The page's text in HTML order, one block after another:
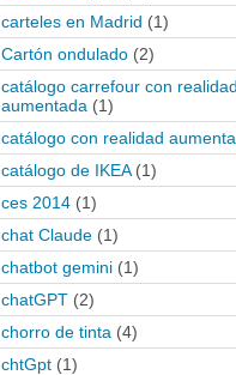
carteles en Madrid (1)
Cartón ondulado (2)
catálogo carrefour con realidad
aumentada (1)
catálogo con realidad
catálogo de IKEA (1)
ces 2014 (1)
chat Claude (1)
chatbot gemini (1)
chatGPT (2)
chorro de tinta (4)
chtGpt (1)